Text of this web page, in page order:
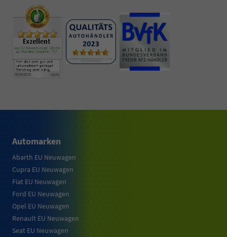
Automarken
Abarth EU Neuwagen
Cupra EU Neuwagen
Fiat EU Neuwagen
Ford EU Neuwagen
Opel EU Neuwagen
Renault EU Neuwagen
Seat EU Neuwagen